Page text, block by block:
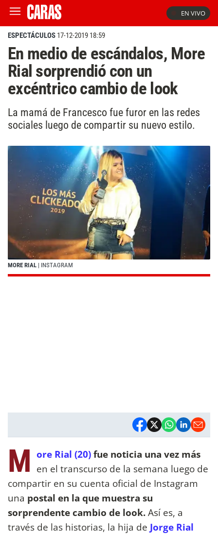
EN VIVO
ESPECTÁCULOS 17-12-2019 18:59
En medio de escándalos, More
Rial sorprendió con un
excéntrico cambio de look
La mamá de Francesco fue furor en las redes
sociales luego de compartir su nuevo estilo.
MORE RIAL | INSTAGRAM
M ore Rial (20)fue noticia una vez más
en el transcurso de la semana luego de
compartir en su cuenta oficial de Instagram
una postal en la que muestra su
sorprendente cambio de look.Así es, a
través de las historias, la hija de Jorge Rial